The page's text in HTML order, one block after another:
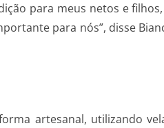
para meus netos e
para nós”, disse
artesanal, utilizando